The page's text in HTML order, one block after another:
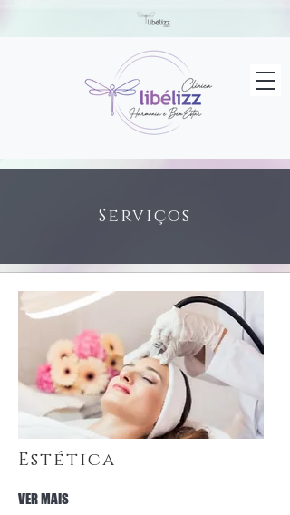
Serviços
Estética
VER MAIS